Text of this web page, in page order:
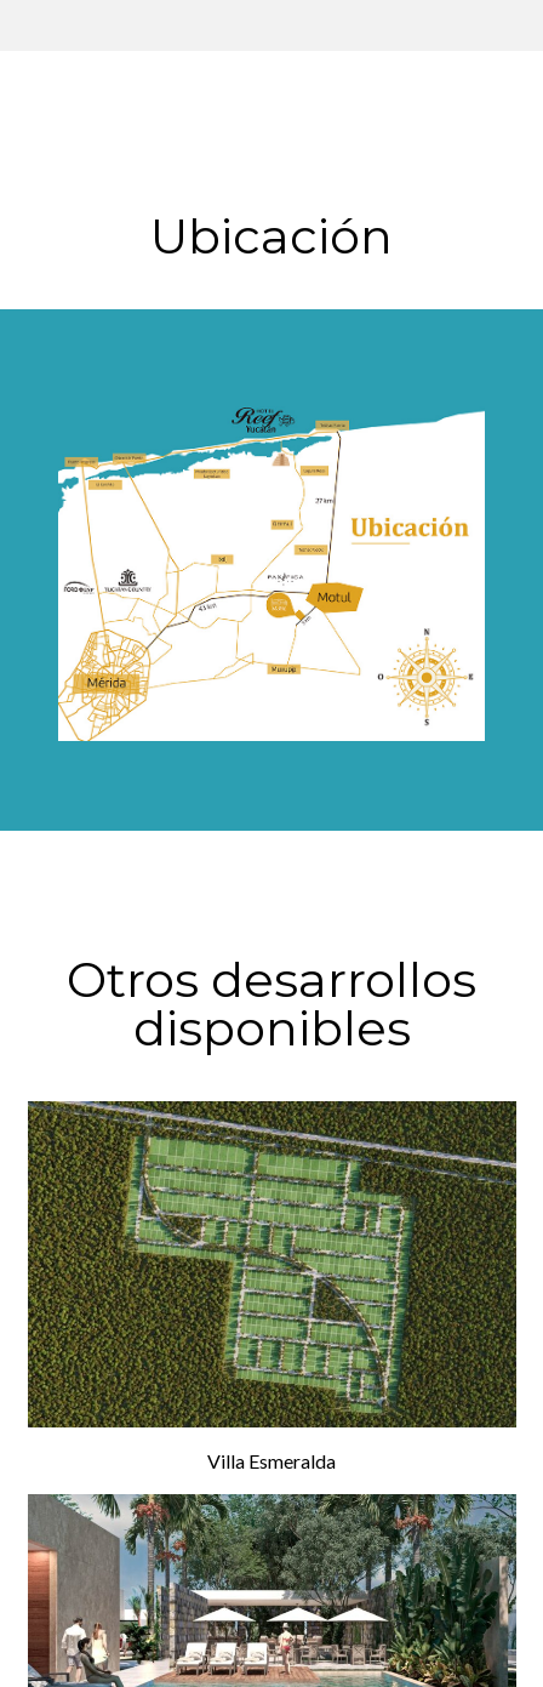
Ubicación
Otros desarrollos
disponibles
Villa Esmeralda